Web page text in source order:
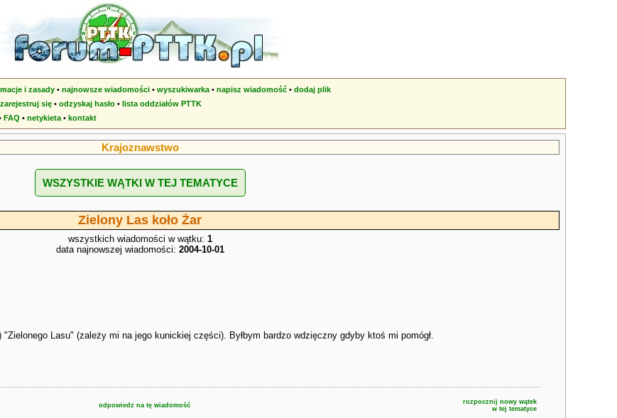
i zasady • najnowsze wiadomości • wyszukiwarka • napisz wiadomość • dodaj plik
zarejestruj się • odzyskaj hasło • lista oddziałów PTTK
FAQ • netykieta • kontakt
Krajoznawstwo
WSZYSTKIE WĄTKI W TEJ TEMATYCE
Zielony Las koło Żar
wszystkich wiadomości w wątku: 1
data najnowszej wiadomości: 2004-10-01
Lasu" (zależy mi na jego kunickiej części). Byłbym bardzo wdzięczny gdyby ktoś mi pomógł.
odpowiedz na tę wiadomość
rozpocznij nowy wątek
w tej tematyce